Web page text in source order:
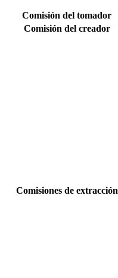
Comisión del tomador
Comisión del creador
Comisiones de extracción